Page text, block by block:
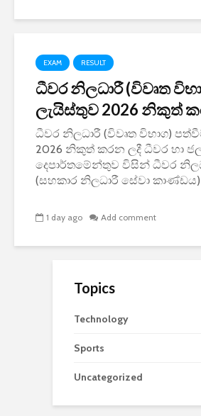
EXAM RESULT
ධීවර නිලධාරී (විවෘත
ලැයිස්තුව 2026 නිකුත්
ධීවර නිලධාරී (විවෘත විභාග)
2026 නිකුත් කරන ලදී ධීවර හා
දෙපාර්තමේන්තුව විසින් ධීවර
(සහකාර නිලධාරී සේවා කාණ්ඩය)
1 day ago Add comment
Topics
Technology
Sports
Uncategorized